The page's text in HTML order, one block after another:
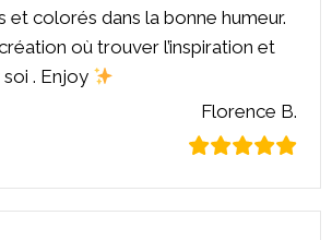
et colorés dans la bonne humeur.
où trouver l’inspiration et
. Enjoy
Florence B.